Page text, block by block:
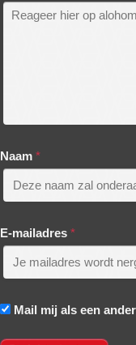
Naam *
E-mailadres *
Mail mij als een